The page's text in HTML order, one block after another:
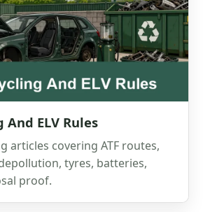
And ELV Rules
articles covering ATF routes,
tyres, batteries,
proof.